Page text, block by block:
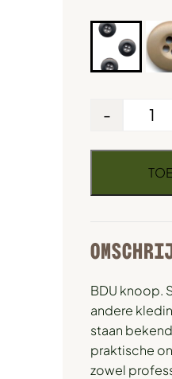
-
BDU knoop.
andere
staan
praktische
zowel